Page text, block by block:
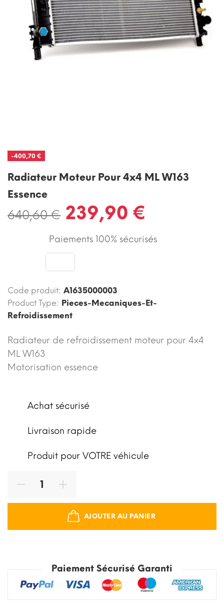
-400,70 €
Radiateur Moteur Pour 4x4 ML W163
Essence
640,60 € 239,90 €
Paiements 100% sécurisés
Code produit: A1635000003
Product Type: Pieces-Mecaniques-Et-
Refroidissement
Radiateur de refroidissement moteur pour 4x4
ML W163
Motorisation essence
Achat sécurisé
Livraison rapide
Produit pour VOTRE véhicule
AJOUTER AU PANIER
Paiement Sécurisé Garanti